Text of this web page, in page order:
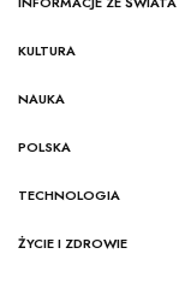
KULTURA
NAUKA
POLSKA
TECHNOLOGIA
ŻYCIE I ZDROWIE